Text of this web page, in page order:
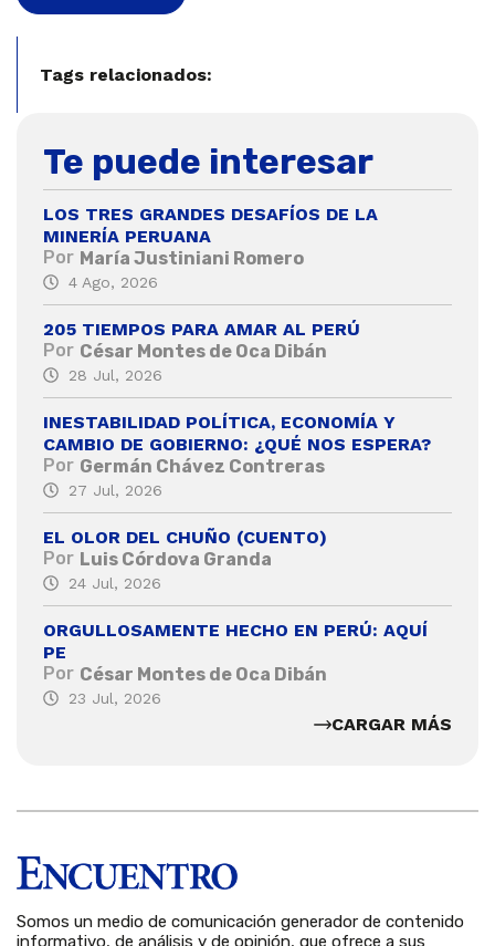
Tags relacionados:
Te puede interesar
LOS TRES GRANDES DESAFÍOS DE LA
MINERÍA PERUANA
Por María Justiniani Romero
4 Ago, 2026
205 TIEMPOS PARA AMAR AL PERÚ
Por César Montes de Oca Dibán
28 Jul, 2026
INESTABILIDAD POLÍTICA, ECONOMÍA Y
CAMBIO DE GOBIERNO: ¿QUÉ NOS ESPERA?
Por Germán Chávez Contreras
27 Jul, 2026
EL OLOR DEL CHUÑO (CUENTO)
Por Luis Córdova Granda
24 Jul, 2026
ORGULLOSAMENTE HECHO EN PERÚ: AQUÍ
PE
Por César Montes de Oca Dibán
23 Jul, 2026
CARGAR MÁS
Somos un medio de comunicación generador de contenido
informativo, de análisis y de opinión, que ofrece a sus